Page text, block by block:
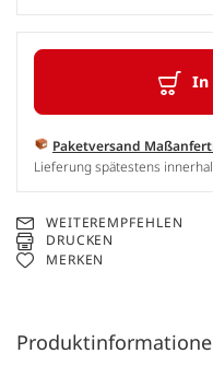
In
Paketversand
Lieferung spätestens
WEITEREMPFEHLEN
DRUCKEN
MERKEN